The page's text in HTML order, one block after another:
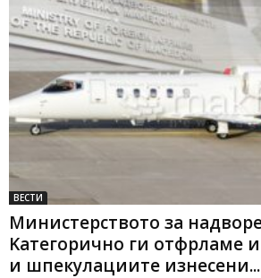
ВЕСТИ
Министерството за
Kатегорично ги отфрламе
и шпекулациите изнесени...